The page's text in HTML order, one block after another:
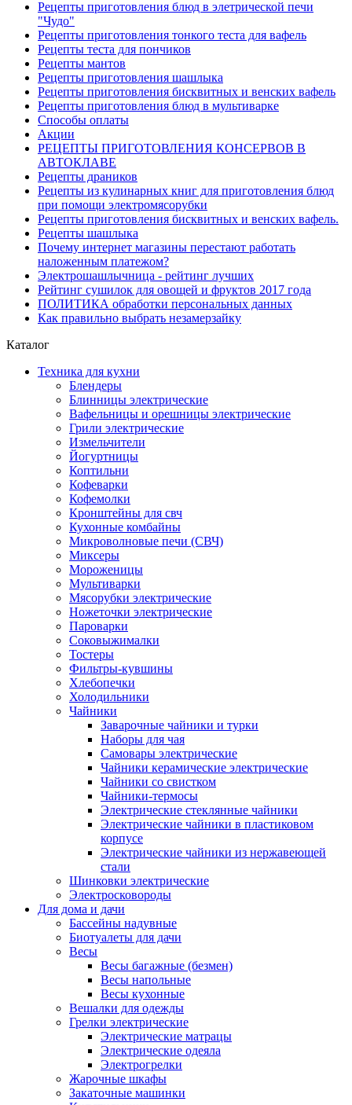
Рецепты приготовления блюд в элетрической печи
"Чудо"
Рецепты приготовления тонкого теста для вафель
Рецепты теста для пончиков
Рецепты мантов
Рецепты приготовления шашлыка
Рецепты приготовления бисквитных и венских вафель
Рецепты приготовления блюд в мультиварке
Способы оплаты
Акции
РЕЦЕПТЫ ПРИГОТОВЛЕНИЯ КОНСЕРВОВ В
АВТОКЛАВЕ
Рецепты драников
Рецепты из кулинарных книг для приготовления блюд
при помощи электромясорубки
Рецепты приготовления бисквитных и венских вафель.
Рецепты шашлыка
Почему интернет магазины перестают работать
наложенным платежом?
Электрошашлычница - рейтинг лучших
Рейтинг сушилок для овощей и фруктов 2017 года
ПОЛИТИКА обработки персональных данных
Как правильно выбрать незамерзайку
Каталог
Техника для кухни
Блендеры
Блинницы электрические
Вафельницы и орешницы электрические
Грили электрические
Измельчители
Йогуртницы
Коптильни
Кофеварки
Кофемолки
Кронштейны для свч
Кухонные комбайны
Микроволновые печи (СВЧ)
Миксеры
Мороженицы
Мультиварки
Мясорубки электрические
Ножеточки электрические
Пароварки
Соковыжималки
Тостеры
Фильтры-кувшины
Хлебопечки
Холодильники
Чайники
Заварочные чайники и турки
Наборы для чая
Самовары электрические
Чайники керамические электрические
Чайники со свистком
Чайники-термосы
Электрические стеклянные чайники
Электрические чайники в пластиковом
корпусе
Электрические чайники из нержавеющей
стали
Шинковки электрические
Электросковороды
Для дома и дачи
Бассейны надувные
Биотуалеты для дачи
Весы
Весы багажные (безмен)
Весы напольные
Весы кухонные
Вешалки для одежды
Грелки электрические
Электрические матрацы
Электрические одеяла
Электрогрелки
Жарочные шкафы
Закаточные машинки